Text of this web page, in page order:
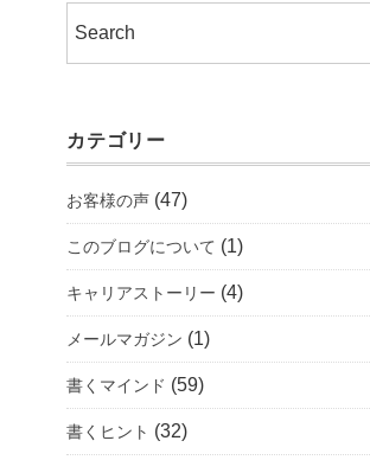
カテゴリー
お客様の声 (47)
このブログについて (1)
キャリアストーリー (4)
メールマガジン (1)
書くマインド (59)
書くヒント (32)